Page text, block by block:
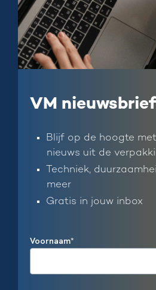
VM nieuwsbrief
Blijf op de hoogte
nieuws uit de
Techniek,
meer
Gratis in jouw inbox
Voornaam*